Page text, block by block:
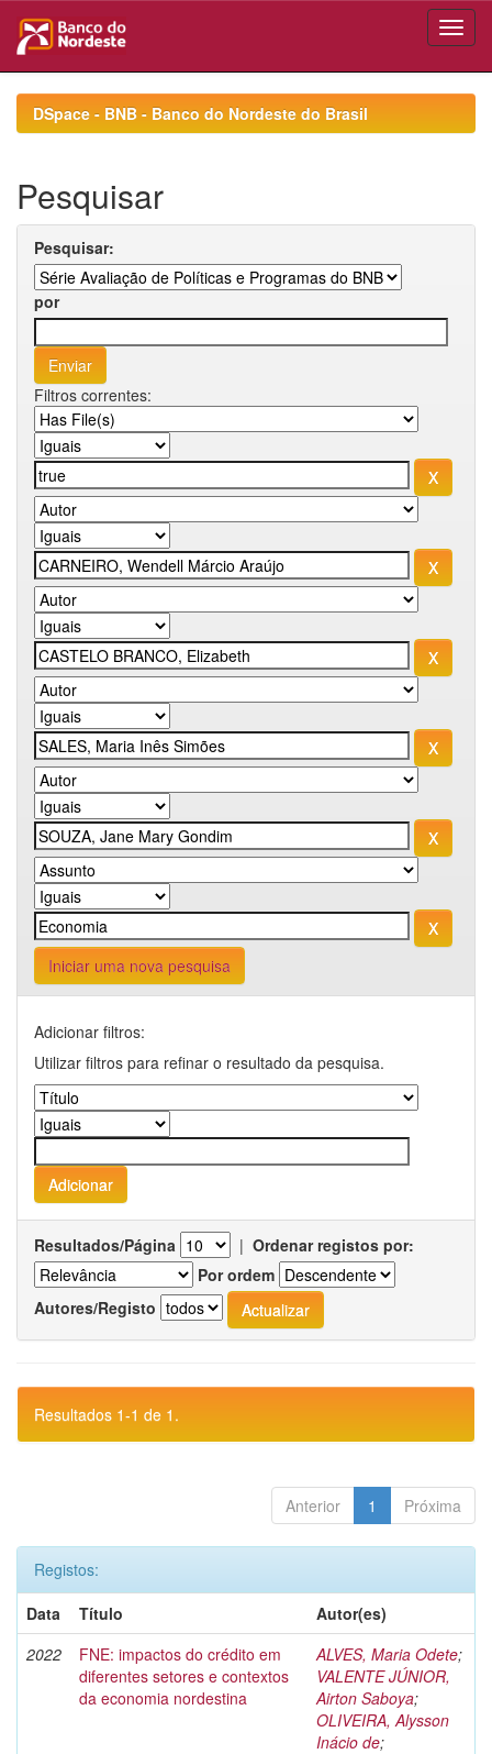
navigationDSpace - BNB - Banco do Nordeste do Brasil
Pesquisar
Pesquisar:
por
Filtros correntes:
Iniciar uma nova pesquisa
Adicionar filtros:
Utilizar filtros para refinar o resultado da pesquisa.
Resultados/Página | Ordenar registos por:
Por ordem
Autores/Registo
Resultados 1-1 de 1.
Anterior 1 Próxima
Registos:
Data
Título
Autor(es)
2022
FNE: impactos do crédito em
diferentes setores e contextos
da economia nordestina
ALVES, Maria Odete;
VALENTE JÚNIOR,
Airton Saboya;
OLIVEIRA, Alysson
Inácio de;